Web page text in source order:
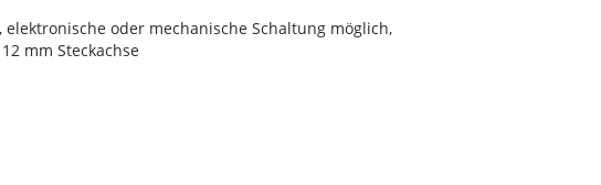
elektronische oder mechanische Schaltung möglich,
mm Steckachse